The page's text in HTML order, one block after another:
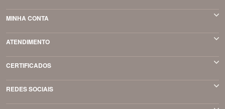
MINHA CONTA
ATENDIMENTO
CERTIFICADOS
REDES SOCIAIS